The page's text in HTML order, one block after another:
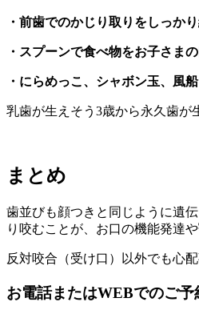
・前歯でのかじり取りをしっかり
・スプーンで食べ物をお子さま
・にらめっこ、シャボン玉、風
乳歯が生えそう3歳から永久歯が
まとめ
歯並びも顔つきと同じように遺
り咬むことが、お口の機能発達
反対咬合（受け口）以外でも心
お電話またはWEBでのご予